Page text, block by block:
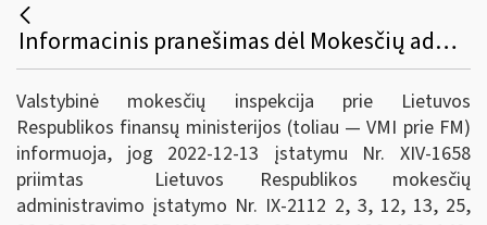
Informacinis pranešimas dėl Mokesčių administravimo įstatymo, Valstybinio socialinio draudimo įstatymo, Administracinių nusižengimų kodekso pakeitimų.
Valstybinė mokesčių inspekcija prie Lietuvos
Respublikos finansų ministerijos (toliau — VMI prie FM)
informuoja, jog 2022-12-13 įstatymu Nr. XIV-1658
priimtas Lietuvos Respublikos mokesčių
administravimo įstatymo Nr. IX-2112 2, 3, 12, 13, 25,